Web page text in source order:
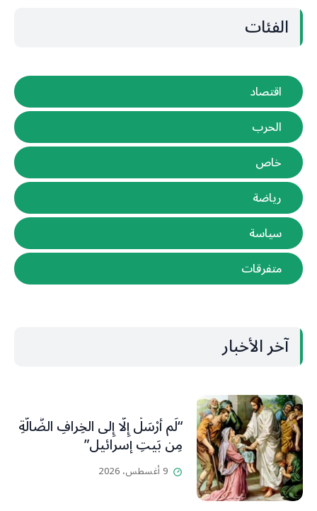
الفئات
اقتصاد
الحرب
خاص
رياضة
سياسة
متفرقات
آخر الأخبار
“لَم أُرْسَلْ إِلَّا إِلى الخِرافِ الضَّالَّةِ
مِن بَيتِ إسرائيل”
9 أغسطس، 2026